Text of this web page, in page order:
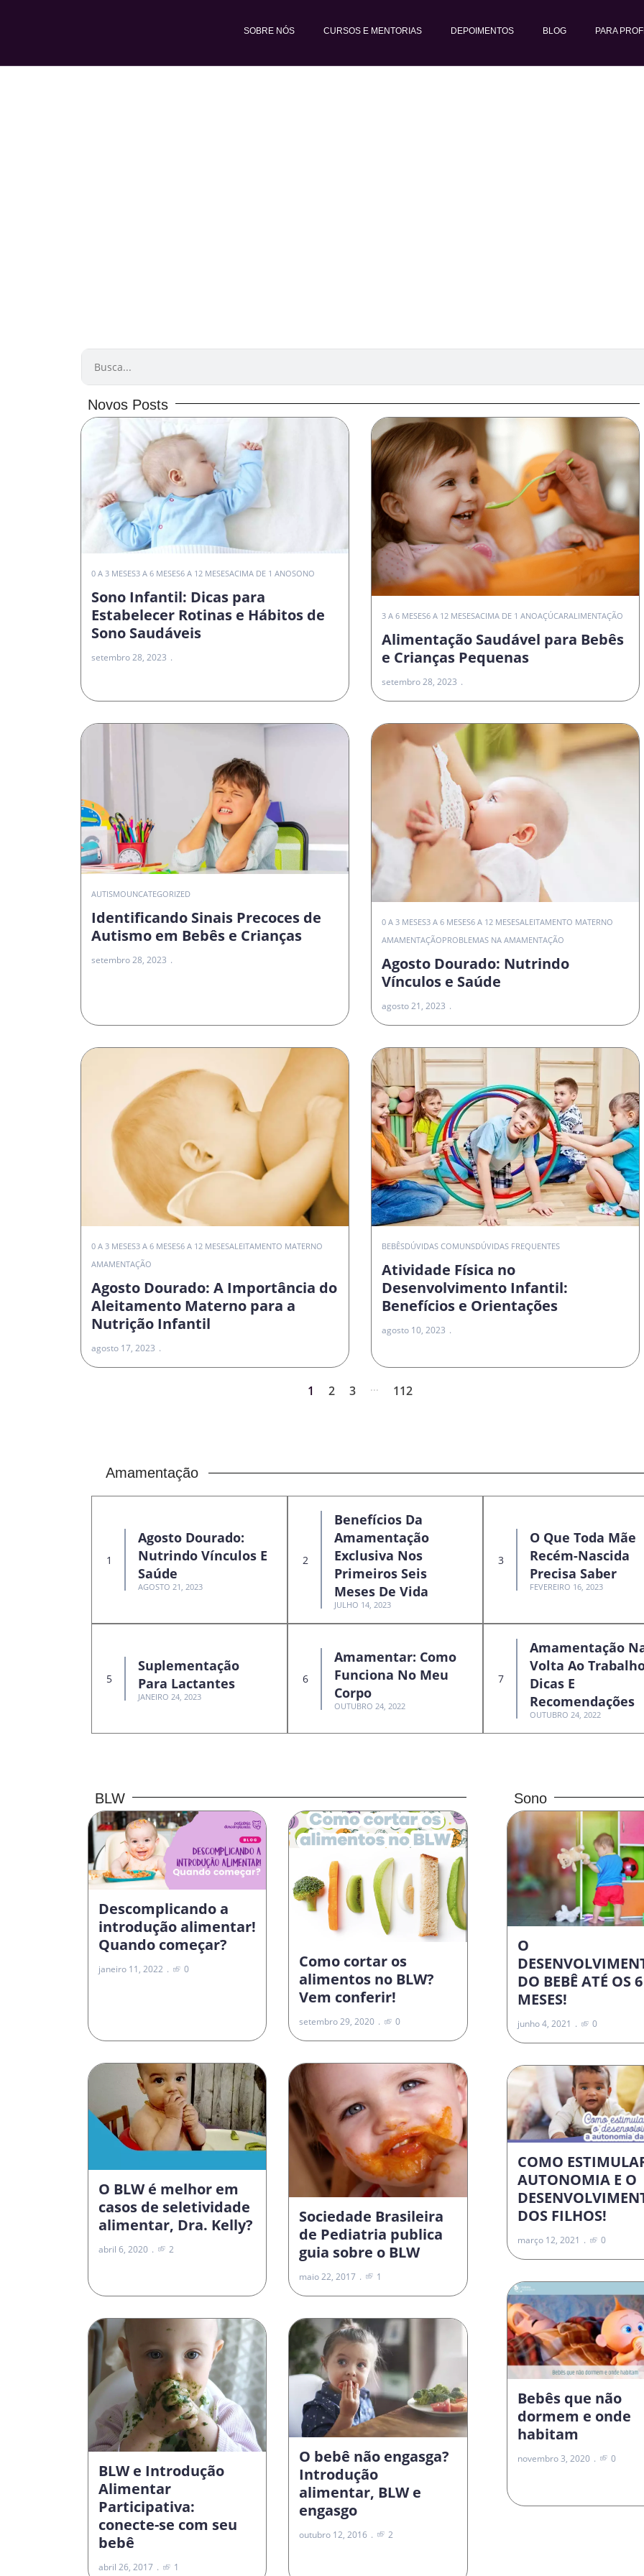
conteúdo
SOBRE NÓS CURSOS E MENTORIAS DEPOIMENTOS BLOG PARA
PESQUISAR
Novos Posts
0 A 3 MESES3 A 6 MESES6 A 12 MESESACIMA DE 1 ANOSONO
Sono Infantil: Dicas para
Estabelecer Rotinas e Hábitos de
Sono Saudáveis
setembro 28, 2023
3 A 6 MESES6 A 12 MESESACIMA DE 1 ANOAÇÚCARALIMENTAÇÃO
Alimentação Saudável para Bebês
e Crianças Pequenas
setembro 28, 2023
AUTISMOUNCATEGORIZED
Identificando Sinais Precoces de
Autismo em Bebês e Crianças
setembro 28, 2023
0 A 3 MESES3 A 6 MESES6 A 12 MESESALEITAMENTO MATERNO
AMAMENTAÇÃOPROBLEMAS NA AMAMENTAÇÃO
Agosto Dourado: Nutrindo
Vínculos e Saúde
agosto 21, 2023
0 A 3 MESES3 A 6 MESES6 A 12 MESESALEITAMENTO MATERNO
AMAMENTAÇÃO
Agosto Dourado: A Importância do
Aleitamento Materno para a
Nutrição Infantil
agosto 17, 2023
BEBÊSDÚVIDAS COMUNSDÚVIDAS FREQUENTES
Atividade Física no
Desenvolvimento Infantil:
Benefícios e Orientações
agosto 10, 2023
1 2 3 ... 112
Amamentação
Agosto Dourado:
Nutrindo Vínculos E
Saúde
AGOSTO 21, 2023
Benefícios Da
Amamentação
Exclusiva Nos
Primeiros Seis
Meses De Vida
JULHO 14, 2023
O Que Toda Mãe
Recém-Nascida
Precisa Saber
FEVEREIRO 16, 2023
Suplementação
Para Lactantes
JANEIRO 24, 2023
Amamentar: Como
Funciona No Meu
Corpo
OUTUBRO 24, 2022
Amamentação
Volta Ao
Dicas E
Recomendações
OUTUBRO 24, 2022
BLW
Descomplicando a
introdução alimentar!
Quando começar?
janeiro 11, 2022 0
Como cortar os
alimentos no BLW?
Vem conferir!
setembro 29, 2020 0
O BLW é melhor em
casos de seletividade
alimentar, Dra. Kelly?
abril 6, 2020 2
Sociedade Brasileira
de Pediatria publica
guia sobre o BLW
maio 22, 2017 1
BLW e Introdução
Alimentar
Participativa:
conecte-se com seu
bebê
abril 26, 2017 1
O bebê não engasga?
Introdução
alimentar, BLW e
engasgo
outubro 12, 2016 2
Sono
O
DO BEBÊ ATÉ OS 6
MESES!
junho 4, 2021 0
COMO
AUTONOMIA E O
DOS FILHOS!
março 12, 2021 0
Bebês que não
dormem e onde
habitam
novembro 3, 2020 0